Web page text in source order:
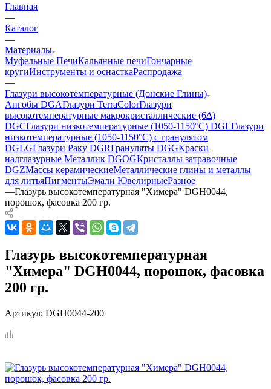
Главная
—
Каталог
—
Материалы
Муфельные ПечиКальянные печиГончарные
кругиИнструменты и оснасткаРаспродажа
—
Глазури высокотемпературные (Донские Глины)
Ангобы DGAГлазури TerraColorГлазури
высокотемпературные макрокристаллические (6∆)
DGCГлазури низкотемпературные (1050-1150°С) DGLГлазури
низкотемпературные (1050-1150°С) с гранулятом
DGLGГлазури Раку DGRГрануляты DGGКраски
надглазурные Металлик DGOGКристаллы затравочные
DGZМассы керамическиеМеталлические глины и металлы
для литьяПигментыЭмали ЮвелирныеРазное
—Глазурь высокотемпературная "Химера" DGH0044,
порошок, фасовка 200 гр.
Глазурь высокотемпературная
"Химера" DGH0044, порошок, фасовка
200 гр.
Артикул: DGH0044-200